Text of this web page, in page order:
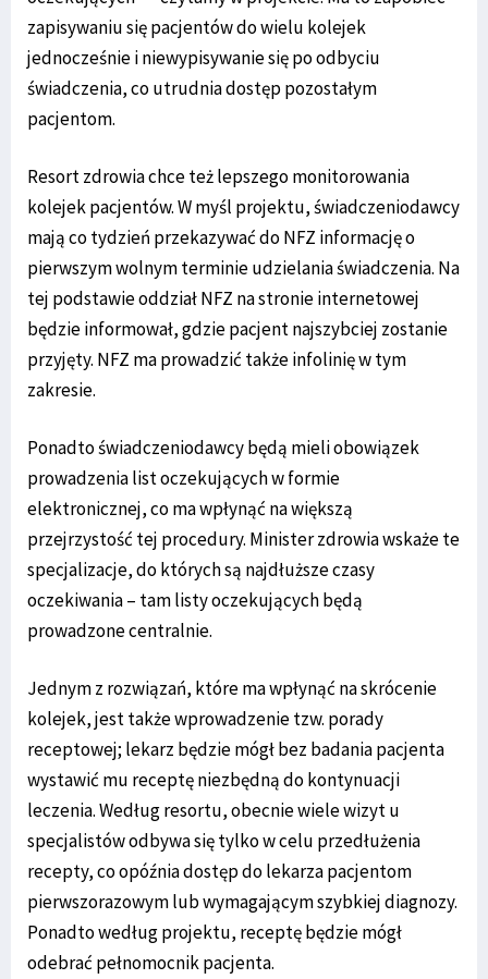
zapisywaniu się pacjentów do wielu kolejek
jednocześnie i niewypisywanie się po odbyciu
świadczenia, co utrudnia dostęp pozostałym
pacjentom.
Resort zdrowia chce też lepszego monitorowania
kolejek pacjentów. W myśl projektu, świadczeniodawcy
mają co tydzień przekazywać do NFZ informację o
pierwszym wolnym terminie udzielania świadczenia. Na
tej podstawie oddział NFZ na stronie internetowej
będzie informował, gdzie pacjent najszybciej zostanie
przyjęty. NFZ ma prowadzić także infolinię w tym
zakresie.
Ponadto świadczeniodawcy będą mieli obowiązek
prowadzenia list oczekujących w formie
elektronicznej, co ma wpłynąć na większą
przejrzystość tej procedury. Minister zdrowia wskaże te
specjalizacje, do których są najdłuższe czasy
oczekiwania – tam listy oczekujących będą
prowadzone centralnie.
Jednym z rozwiązań, które ma wpłynąć na skrócenie
kolejek, jest także wprowadzenie tzw. porady
receptowej; lekarz będzie mógł bez badania pacjenta
wystawić mu receptę niezbędną do kontynuacji
leczenia. Według resortu, obecnie wiele wizyt u
specjalistów odbywa się tylko w celu przedłużenia
recepty, co opóźnia dostęp do lekarza pacjentom
pierwszorazowym lub wymagającym szybkiej diagnozy.
Ponadto według projektu, receptę będzie mógł
odebrać pełnomocnik pacjenta.